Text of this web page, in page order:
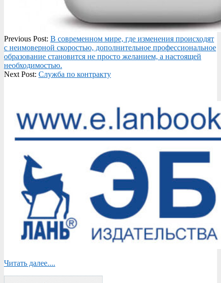
2024-
09-
05
Previous Post: В современном мире, где изменения происходят
с неимоверной скоростью, дополнительное профессиональное
образование становится не просто желанием, а настоящей
необходимостью.
Next Post: Служба по контракту
Читать далее....